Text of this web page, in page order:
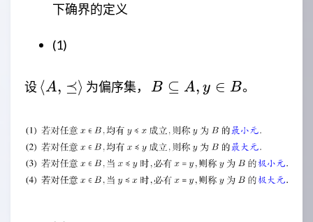
下确界的定义
(1)
设 \langle
⟨A, ⪯⟩ 为偏序集，
B
B ⊆ A, y ∈ B。